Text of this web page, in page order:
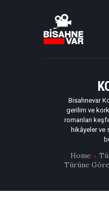
Bisahnevar
gerilim ve
romanları
hikâyeler ve
Home
Türüne
DIZILER
OYUNCULAR